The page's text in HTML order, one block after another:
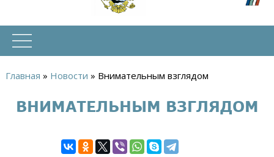
здесь
Главная » Новости » Внимательным взглядом
ВНИМАТЕЛЬНЫМ ВЗГЛЯДОМ